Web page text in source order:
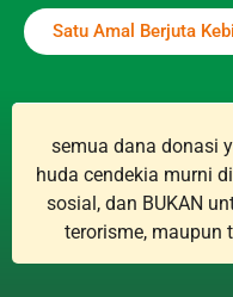
Satu Amal Berjuta
semua dana donasi
huda cendekia murni
sosial, dan BUKAN
terorisme, maupun